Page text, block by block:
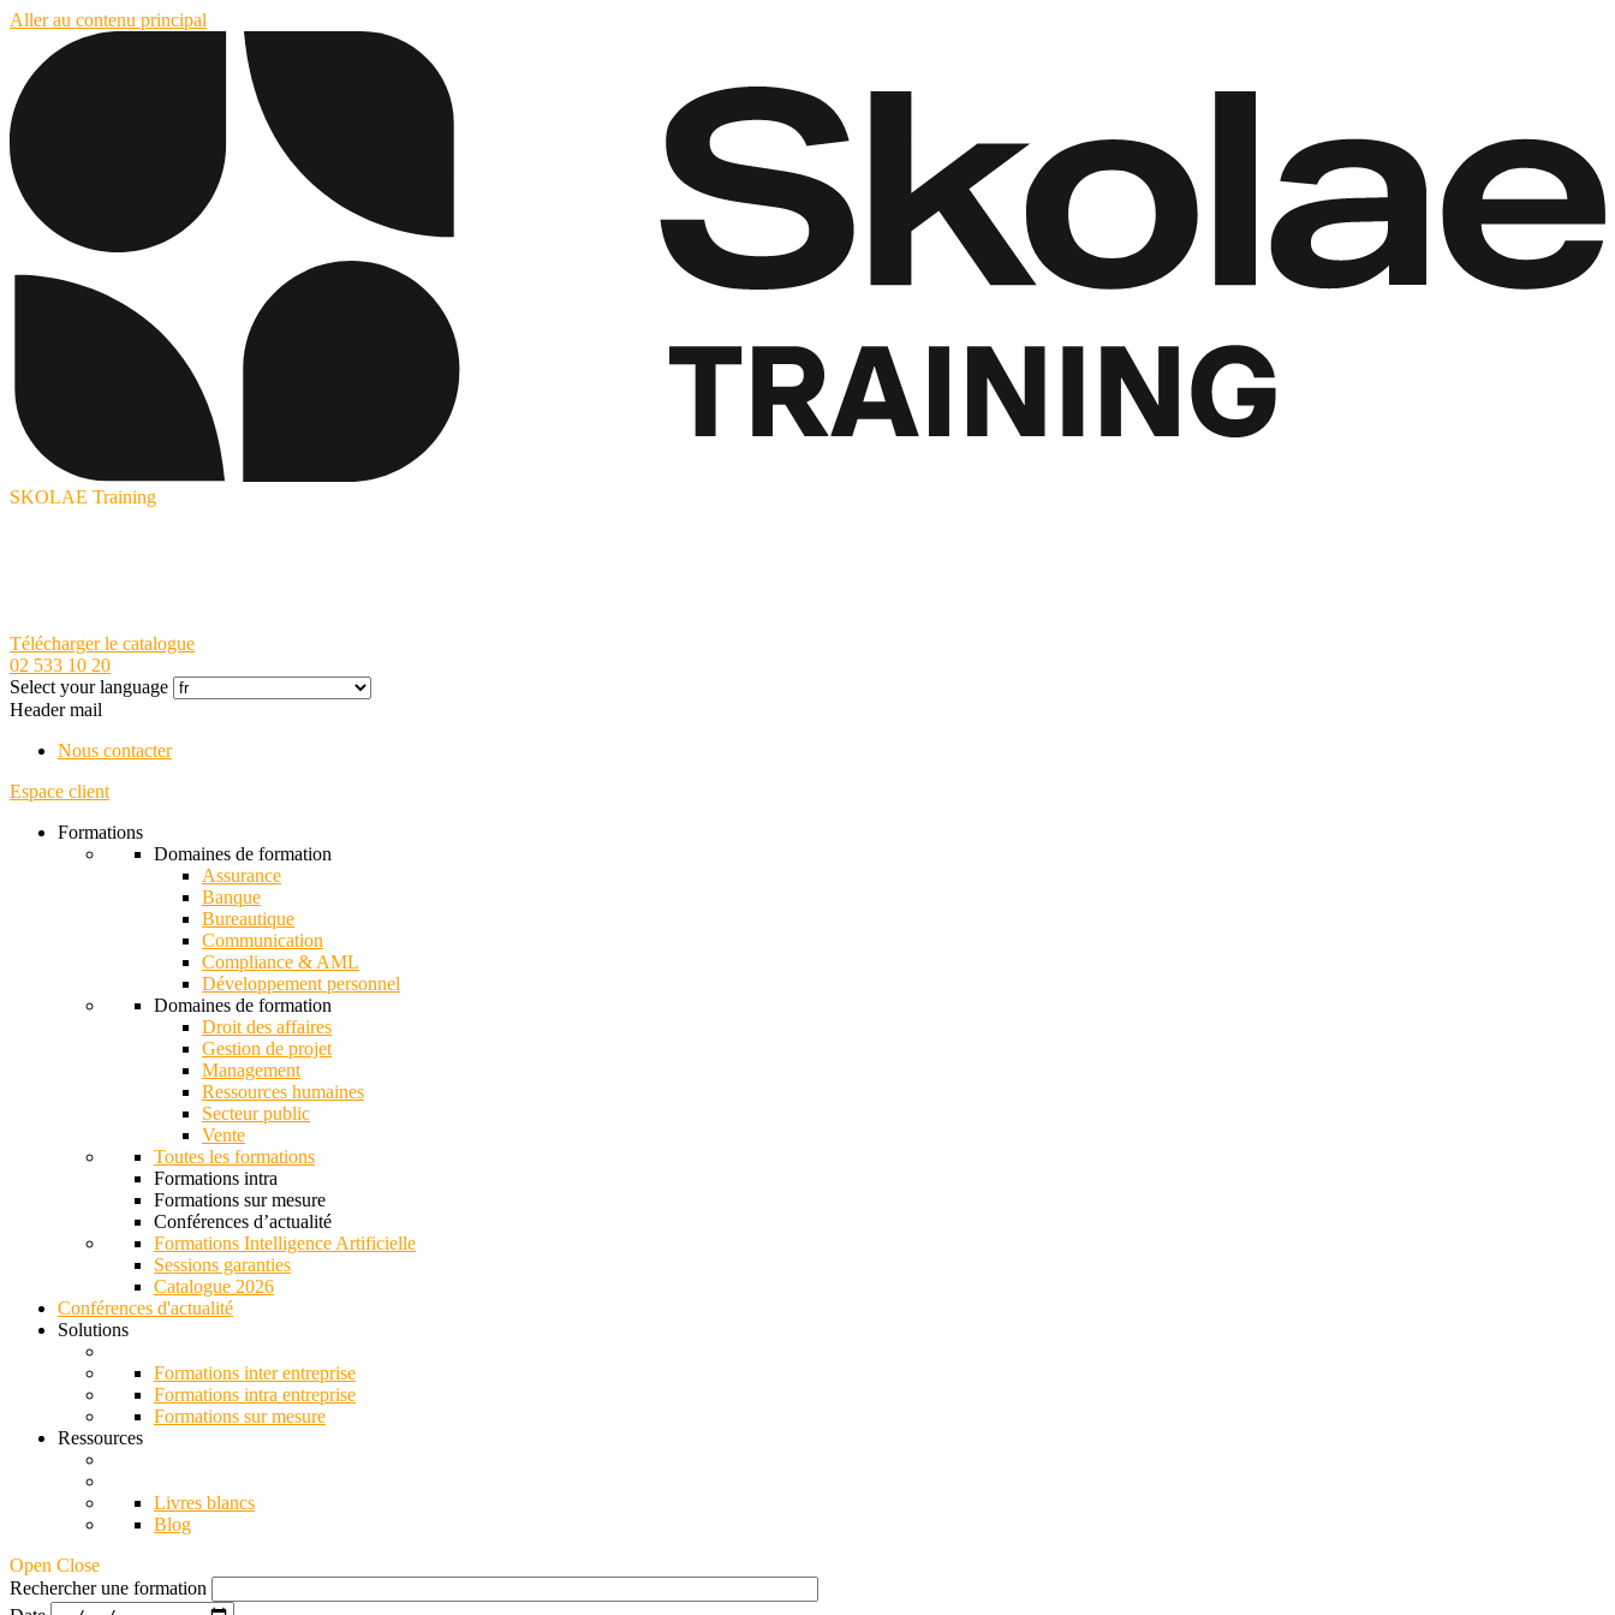
Aller au contenu principal
SKOLAE Training
Télécharger le catalogue
02 533 10 20
Select your language
Header mail
Nous contacter
Espace client
Formations
Domaines de formation
Assurance
Banque
Bureautique
Communication
Compliance & AML
Développement personnel
Domaines de formation
Droit des affaires
Gestion de projet
Management
Ressources humaines
Secteur public
Vente
Toutes les formations
Formations intra
Formations sur mesure
Conférences d’actualité
Formations Intelligence Artificielle
Sessions garanties
Catalogue 2026
Conférences d'actualité
Solutions
Formations inter entreprise
Formations intra entreprise
Formations sur mesure
Ressources
Livres blancs
Blog
Open Close
Rechercher une formation